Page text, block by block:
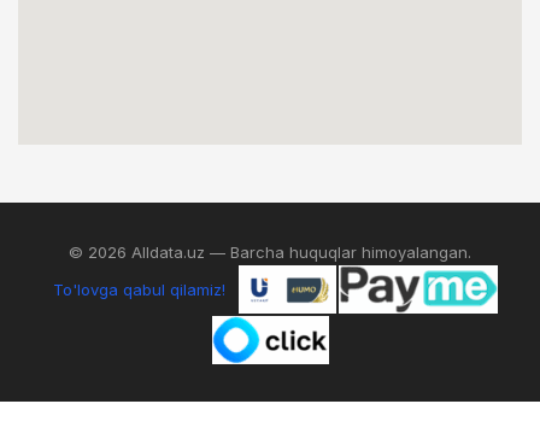
© 2026 Alldata.uz — Barcha huquqlar himoyalangan.
To'lovga qabul qilamiz!